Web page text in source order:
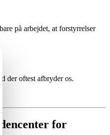
på arbejdet, at forstyrrelser
der oftest afbryder os.
for